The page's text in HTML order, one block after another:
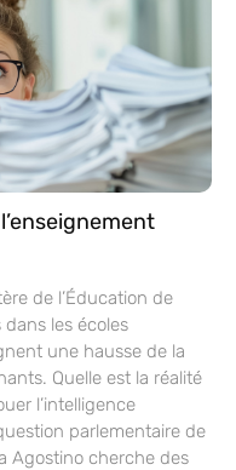
de l’Éducation de
les écoles
une hausse de la
Quelle est la réalité
l’intelligence
parlementaire de
Agostino cherche des